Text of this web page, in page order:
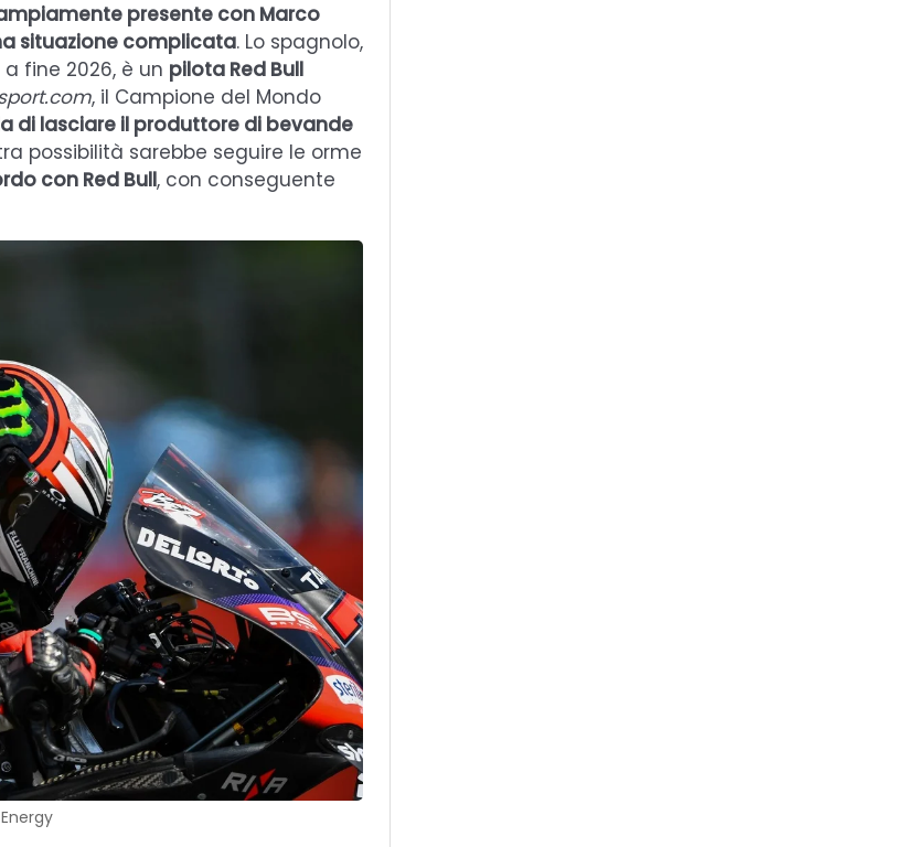
presente con Marco
situazione complicata. Lo spagnolo,
fine 2026, è un pilota Red Bull
, il Campione del Mondo
di lasciare il produttore di bevande
possibilità sarebbe seguire le orme
con Red Bull, con conseguente